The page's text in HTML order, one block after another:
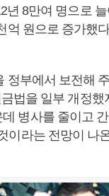
8만여 명으로
억 원으로 증가했
부에서 보전해
법을 일부 개정
병사를 줄이고
이라는 전망이 나